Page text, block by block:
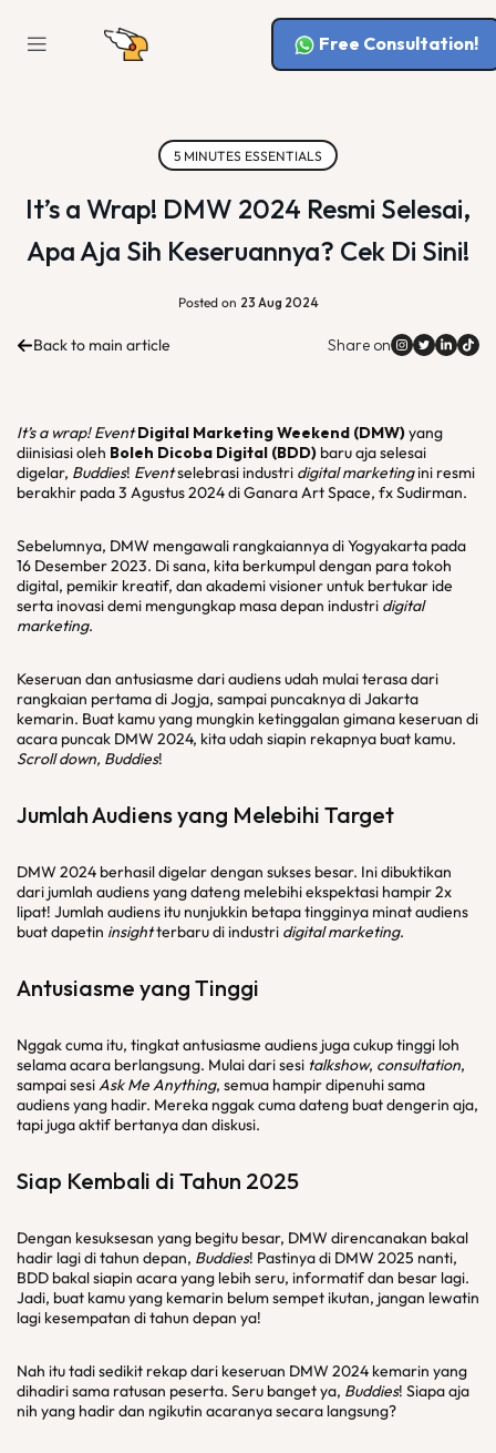
Free Consultation!
5 MINUTES ESSENTIALS
It’s a Wrap! DMW 2024 Resmi Selesai,
Apa Aja Sih Keseruannya? Cek Di Sini!
Posted on 23 Aug 2024
Back to main article Share on
It’s a wrap! EventDigital Marketing Weekend (DMW)yang
diinisiasi oleh Boleh Dicoba Digital (BDD) baru aja selesai
digelar, Buddies! Eventselebrasi industri digital marketingini resmi
berakhir pada 3 Agustus 2024 di Ganara Art Space, fx Sudirman.
Sebelumnya, DMW mengawali rangkaiannya di Yogyakarta pada
16 Desember 2023. Di sana, kita berkumpul dengan para tokoh
digital, pemikir kreatif, dan akademi visioner untuk bertukar ide
serta inovasi demi mengungkap masa depan industri digital
marketing.
Keseruan dan antusiasme dari audiens udah mulai terasa dari
rangkaian pertama di Jogja, sampai puncaknya di Jakarta
kemarin. Buat kamu yang mungkin ketinggalan gimana keseruan di
acara puncak DMW 2024, kita udah siapin rekapnya buat kamu.
Scroll down, Buddies!
Jumlah Audiens yang Melebihi Target
DMW 2024 berhasil digelar dengan sukses besar. Ini dibuktikan
dari jumlah audiens yang dateng melebihi ekspektasi hampir 2x
lipat! Jumlah audiens itu nunjukkin betapa tingginya minat audiens
buat dapetin insightterbaru di industri digital marketing.
Antusiasme yang Tinggi
Nggak cuma itu, tingkat antusiasme audiens juga cukup tinggi loh
selama acara berlangsung. Mulai dari sesi talkshow, consultation,
sampai sesiAsk Me Anything, semua hampir dipenuhi sama
audiens yang hadir. Mereka nggak cuma dateng buat dengerin aja,
tapi juga aktif bertanya dan diskusi.
Siap Kembali di Tahun 2025
Dengan kesuksesan yang begitu besar, DMW direncanakan bakal
hadir lagi di tahun depan, Buddies! Pastinya di DMW 2025 nanti,
BDD bakal siapin acara yang lebih seru, informatif dan besar lagi.
Jadi, buat kamu yang kemarin belum sempet ikutan, jangan lewatin
lagi kesempatan di tahun depan ya!
Nah itu tadi sedikit rekap dari keseruan DMW 2024 kemarin yang
dihadiri sama ratusan peserta. Seru banget ya, Buddies! Siapa aja
nih yang hadir dan ngikutin acaranya secara langsung?